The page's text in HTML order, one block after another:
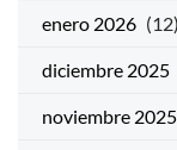
enero 2026 (12)
diciembre 2025
noviembre 2025